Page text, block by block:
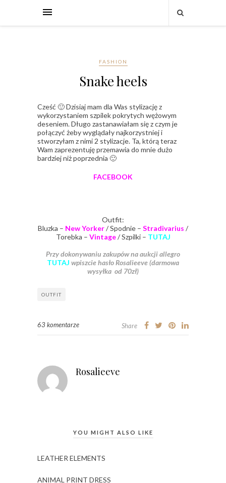
FASHION
Snake heels
Cześć 🙂 Dzisiaj mam dla Was stylizację z
wykorzystaniem szpilek pokrytych wężowym
deseniem. Długo zastanawiałam się z czym je
połączyć żeby wyglądały najkorzystniej i
stworzyłam z nimi 2 stylizacje. Ta, którą teraz
Wam zaprezentuję przemawia do mnie dużo
bardziej niż poprzednia 🙂
FACEBOOK
Outfit:
Bluzka – New Yorker/ Spodnie – Stradivarius /
Torebka – Vintage/ Szpilki – TUTAJ
Przy dokonywaniu zakupów na aukcji allegro
TUTAJ wpiszcie hasło Rosalieeve (darmowa
wysyłka od 70zł)
OUTFIT
63 komentarze Share
Rosalieeve
YOU MIGHT ALSO LIKE
LEATHER ELEMENTS
ANIMAL PRINT DRESS